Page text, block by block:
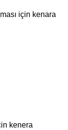
için kenara
kenera